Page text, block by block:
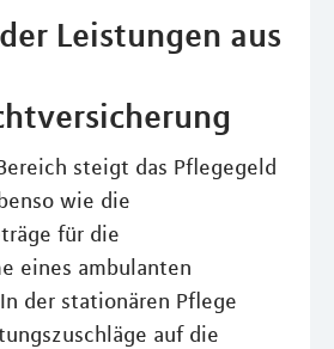
Leistungen aus
steigt das Pflegegeld
wie die
für die
eines ambulanten
der stationären Pflege
auf die